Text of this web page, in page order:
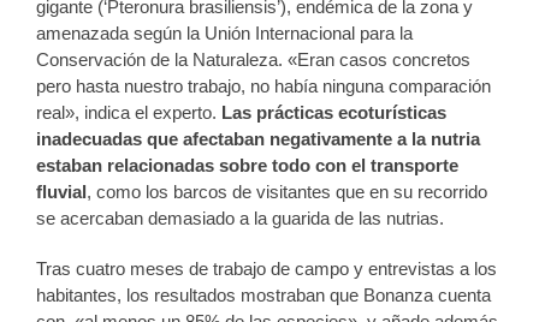
gigante (‘Pteronura brasiliensis’), endémica de la zona y
amenazada según la Unión Internacional para la
Conservación de la Naturaleza. «Eran casos concretos
pero hasta nuestro trabajo, no había ninguna comparación
real», indica el experto. Las prácticas ecoturísticas
inadecuadas que afectaban negativamente a la nutria
estaban relacionadas sobre todo con el transporte
fluvial, como los barcos de visitantes que en su recorrido
se acercaban demasiado a la guarida de las nutrias.
Tras cuatro meses de trabajo de campo y entrevistas a los
habitantes, los resultados mostraban que Bonanza cuenta